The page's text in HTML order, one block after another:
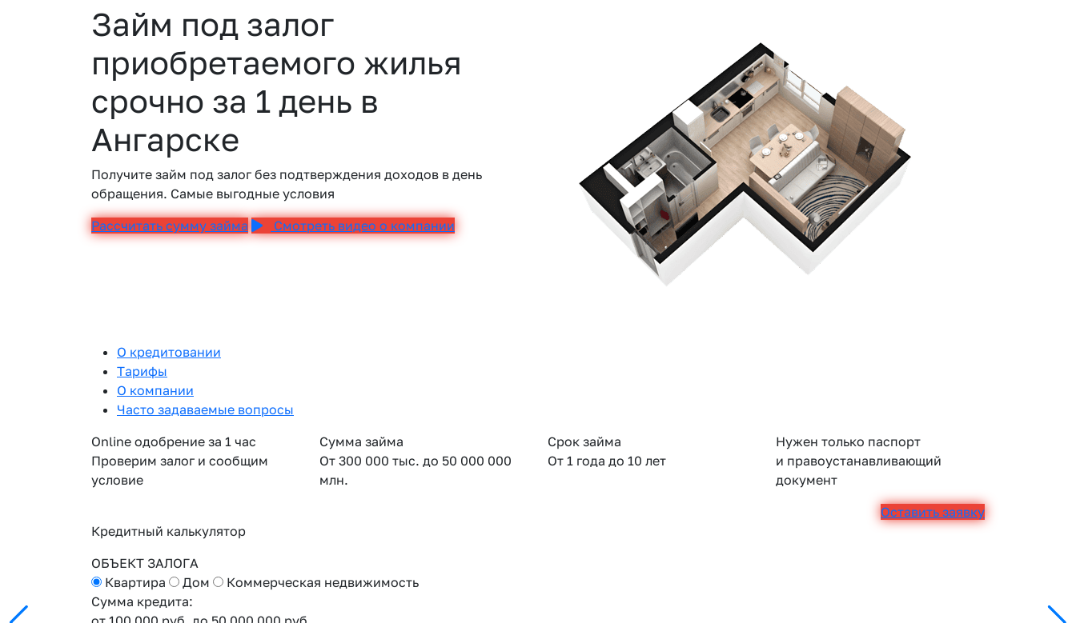
Займ под залог
приобретаемого жилья
срочно за 1 день в
Ангарске
Получите займ под залог без подтверждения доходов в день
обращения. Самые выгодные условия
Рассчитать сумму займа
Смотреть видео о компании
О кредитовании
Тарифы
О компании
Часто задаваемые вопросы
Online одобрение за 1 час
Проверим залог и сообщим
условие
Сумма займа
От 300 000 тыс. до 50 000 000
млн.
Срок займа
От 1 года до 10 лет
Нужен только паспорт
и правоустанавливающий
документ
Оставить заявку
Кредитный калькулятор
ОБЪЕКТ ЗАЛОГА
Квартира
Дом
Коммерческая недвижимость
Сумма кредита: